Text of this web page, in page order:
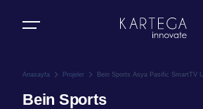
Anasayfa Projeler Bein Sports Asya Pasific SmartTV
Bein Sports